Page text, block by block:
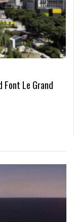
Font Le Grand